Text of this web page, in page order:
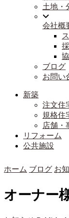
土地・
会社概
ブログ
お問い
新築
注文住
規格住
店舗・
リフォーム
公共施設
ホーム ブログ お
オーナー